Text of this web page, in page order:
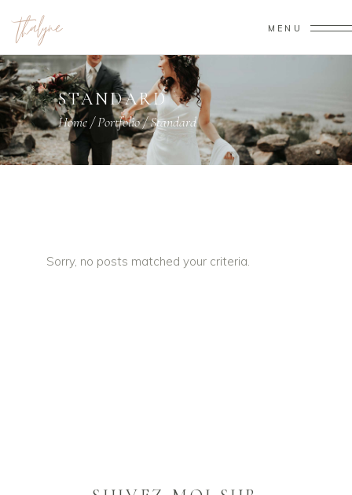
MENU
STANDARD
Home/Portfolio/Standard
Sorry, no posts matched your criteria.